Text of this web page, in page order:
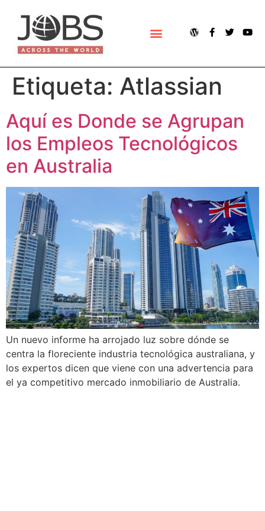
Etiqueta: Atlassian
Aquí es Donde se Agrupan
los Empleos Tecnológicos
en Australia
Un nuevo informe ha arrojado luz sobre dónde se
centra la floreciente industria tecnológica australiana, y
los expertos dicen que viene con una advertencia para
el ya competitivo mercado inmobiliario de Australia.